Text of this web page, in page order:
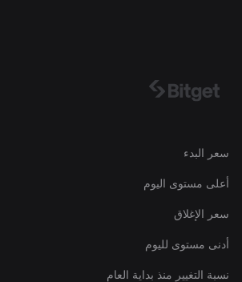
سعر البدء
أعلى مستوى اليوم
سعر الإغلاق
أدنى مستوى لليوم
نسبة التغيير منذ بداية العام